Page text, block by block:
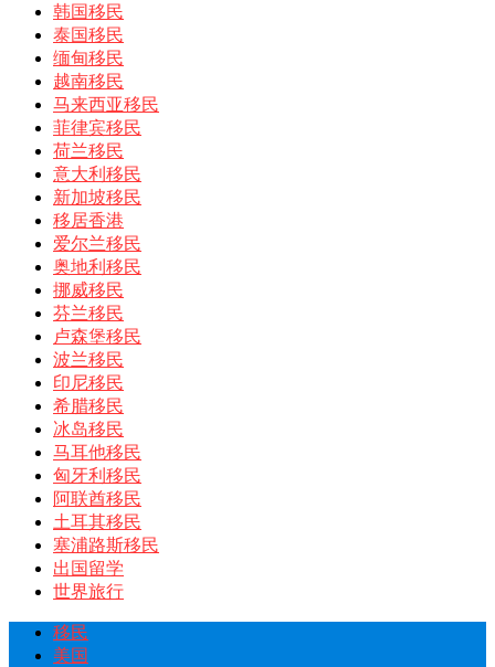
韩国移民
泰国移民
缅甸移民
越南移民
马来西亚移民
菲律宾移民
荷兰移民
意大利移民
新加坡移民
移居香港
爱尔兰移民
奥地利移民
挪威移民
芬兰移民
卢森堡移民
波兰移民
印尼移民
希腊移民
冰岛移民
马耳他移民
匈牙利移民
阿联酋移民
土耳其移民
塞浦路斯移民
出国留学
世界旅行
移民
美国